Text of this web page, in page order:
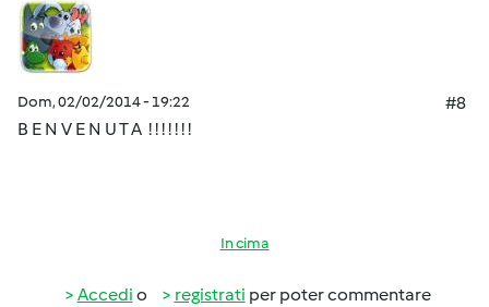
Dom, 02/02/2014 - 19:22
#8
B E N V E N U T A ! ! ! ! ! ! !
In cima
Accedi o registrati per poter commentare